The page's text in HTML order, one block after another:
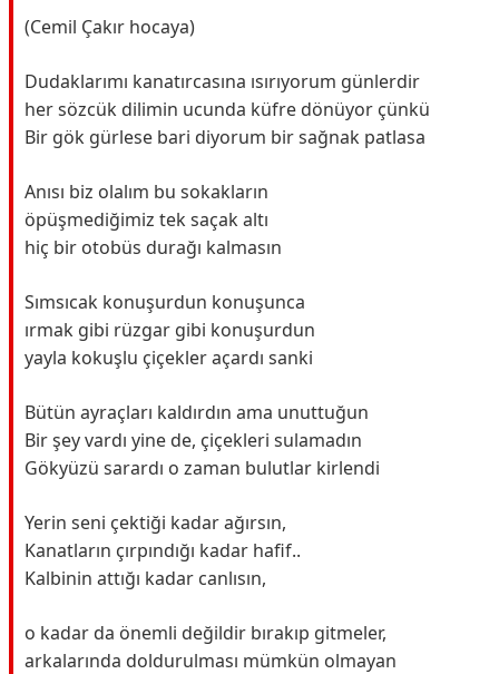
(Cemil Çakır hocaya)
Dudaklarımı kanatırcasına ısırıyorum günlerdir
her sözcük dilimin ucunda küfre dönüyor çünkü
Bir gök gürlese bari diyorum bir sağnak patlasa
Anısı biz olalım bu sokakların
öpüşmediğimiz tek saçak altı
hiç bir otobüs durağı kalmasın
Sımsıcak konuşurdun konuşunca
ırmak gibi rüzgar gibi konuşurdun
yayla kokuşlu çiçekler açardı sanki
Bütün ayraçları kaldırdın ama unuttuğun
Bir şey vardı yine de, çiçekleri sulamadın
Gökyüzü sarardı o zaman bulutlar kirlendi
Yerin seni çektiği kadar ağırsın,
Kanatların çırpındığı kadar hafif..
Kalbinin attığı kadar canlısın,
o kadar da önemli değildir bırakıp gitmeler,
arkalarında doldurulması mümkün olmayan